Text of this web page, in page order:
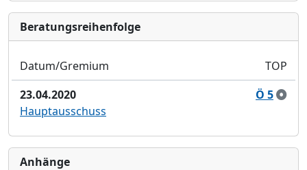
Bera­tungs­reihen­folge
Datum/Gremium
TOP
23.04.2020
Ö 5
Hauptausschuss
Anhänge